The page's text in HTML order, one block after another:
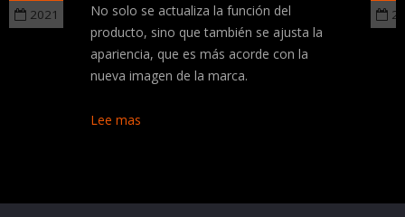
2021
No solo se actualiza la función del
producto, sino que también se ajusta la
apariencia, que es más acorde con la
nueva imagen de la marca.
Lee mas